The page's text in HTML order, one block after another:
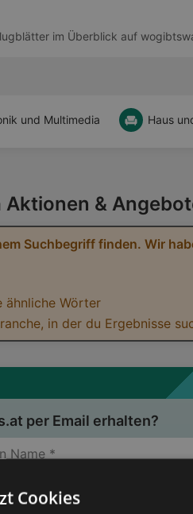
im Überblick auf
und Multimedia Haus
&
Suchbegriff finden. Wir
ähnliche Wörter
in der du Ergebnisse
per Email erhalten?
Cookies